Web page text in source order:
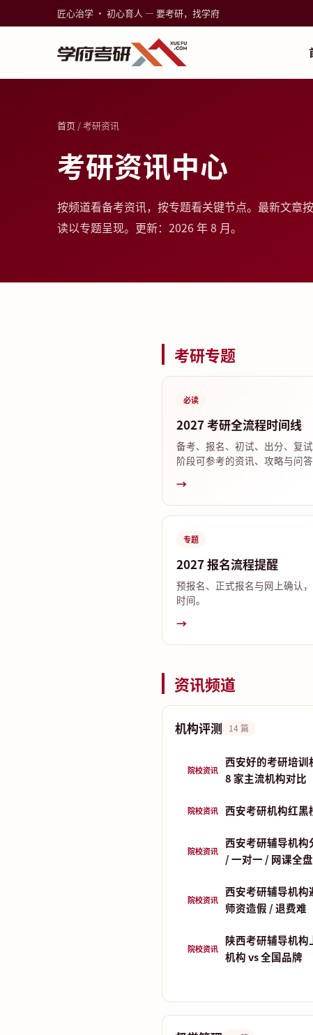
匠心治学 · 初心育人 — 要考研，找学府
首页 / 考研资讯
考研资讯中心
按频道看备考资讯，按专题看关键节点。最新文章
读以专题呈现。更新：2026 年 8 月。
考研专题
必读
2027 考研全流程时间线
备考、报名、初试、出分、复
阶段可参考的资讯、攻略与问答
→
专题
2027 报名流程提醒
预报名、正式报名与网上确认
时间。
→
资讯频道
机构评测 14 篇
院校资讯
西安好的考研培训
8 家主流机构对比
院校资讯 西安考研机构红黑
院校资讯
西安考研辅导机构
/ 一对一 / 网课全
院校资讯
西安考研辅导机
师资造假 / 退费难
院校资讯
陕西考研辅导机构
机构 vs 全国品牌